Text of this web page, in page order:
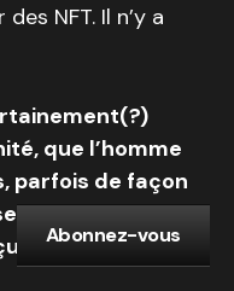
NFT. Il n’y a
que l’homme
parfois de façon
subjectif
de l’objet…
Abonnez-vous